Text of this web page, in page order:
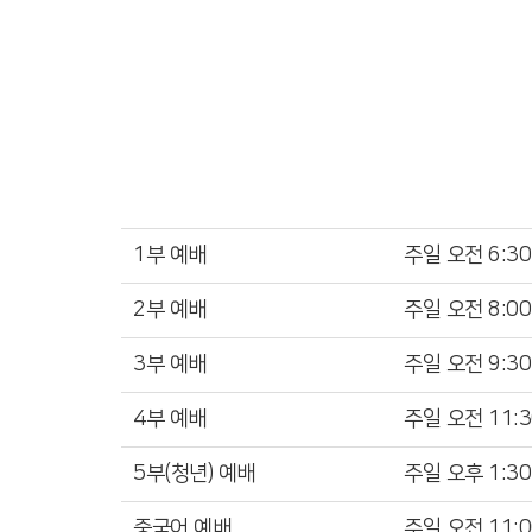
1부 예배 주일 ​오전 6:30
2부 예배 주일 ​오전 8:00
3부 예배 주일 ​오전 9:30
4부 예배 주일 ​오전
5부(청년) 예배 주일 ​오후 1:30